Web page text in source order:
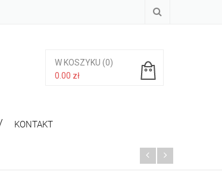
W KOSZYKU (0)
0.00 zł
KONTAKT